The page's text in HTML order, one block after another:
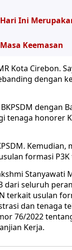
Hari Ini
Keemasan
Kota Cirebon.
dengan
dengan
tenaga honorer
Kemudian,
formasi P3K
Stanyawati
dari seluruh
terkait usulan
dan tenaga
76/2022
Kerja.